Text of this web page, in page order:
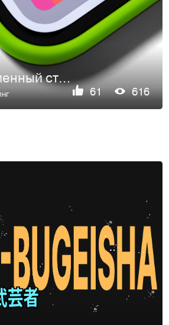
Сайт и фирменный стиль для салона красоты | Beauty salon we…
61 616